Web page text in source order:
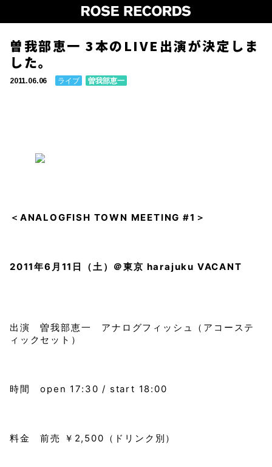
曽我部恵一 3本のLIVE出演が決定しま
した。
2011.06.06 ライブ 曽我部恵一
＜ANALOGFISH TOWN MEETING #1＞
2011年6月11日（土）＠東京 harajuku VACANT
出演 曽我部恵一 アナログフィッシュ（アコーステ
ィックセット）
時間 open 17:30 / start 18:00
料金 前売 ￥2,500（ドリンク別）